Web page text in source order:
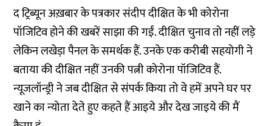
द ट्रिब्यून अख़बार के पत्रकार संदीप दीक्षित के भी कोरोना
पॉजिटिव होने की खबरें साझा की गईं. दीक्षित चुनाव तो नहीं लड़े
लेकिन लखेड़ा पैनल के समर्थक हैं. उनके एक करीबी सहयोगी ने
बताया की दीक्षित नहीं उनकी पत्नी कोरोना पॉजिटिव हैं.
न्यूजलॉन्ड्री ने जब दीक्षित से संपर्क किया तो वे हमें अपने घर पर
खाने का न्योता देते हुए कहते हैं आइये और देख जाइये की मैं